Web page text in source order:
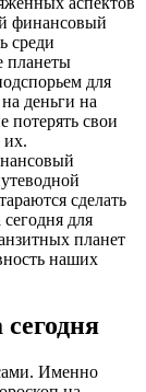
финансовый
среди
планеты
для
деньги на
потерять свои
сделать
для
планет
наших
Именно